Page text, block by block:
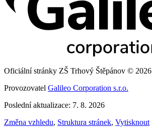
Oficiální stránky ZŠ Trhový Štěpánov © 2026
Provozovatel Galileo Corporation s.r.o.
Poslední aktualizace: 7. 8. 2026
Změna vzhledu, Struktura stránek, Vytisknout